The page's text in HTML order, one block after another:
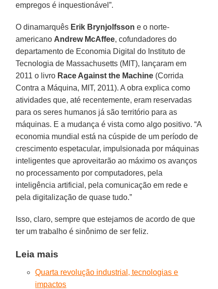
empregos é inquestionável”.
O dinamarquês Erik Brynjolfsson e o norte-
americano Andrew McAffee, cofundadores do
departamento de Economia Digital do Instituto de
Tecnologia de Massachusetts (MIT), lançaram em
2011 o livro Race Against the Machine (Corrida
Contra a Máquina, MIT, 2011). A obra explica como
atividades que, até recentemente, eram reservadas
para os seres humanos já são território para as
máquinas. E a mudança é vista como algo positivo. “A
economia mundial está na cúspide de um período de
crescimento espetacular, impulsionada por máquinas
inteligentes que aproveitarão ao máximo os avanços
no processamento por computadores, pela
inteligência artificial, pela comunicação em rede e
pela digitalização de quase tudo.”
Isso, claro, sempre que estejamos de acordo de que
ter um trabalho é sinônimo de ser feliz.
Leia mais
Quarta revolução industrial, tecnologias e
impactos